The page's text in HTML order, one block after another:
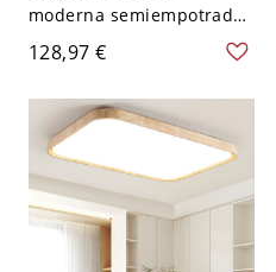
moderna semiempotrada
con tazón de piedra negra
y pantalla de vidrio
blanco con bi-pin - 110 A
120 V
128,97 €